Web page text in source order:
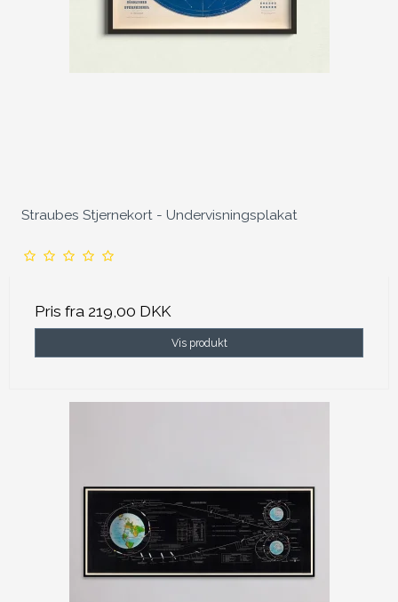
Straubes Stjernekort - Undervisningsplakat
Pris fra 219,00 DKK
Vis produkt